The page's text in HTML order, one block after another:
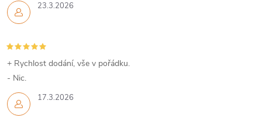
23.3.2026
17.3.2026
+ Rychlost dodání, vše v pořádku.
- Nic.